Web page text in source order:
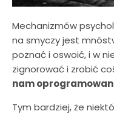
Mechanizmów
na smyczy jest
poznać i oswoić, i w
zignorować i zrobić
nam
Tym bardziej, że